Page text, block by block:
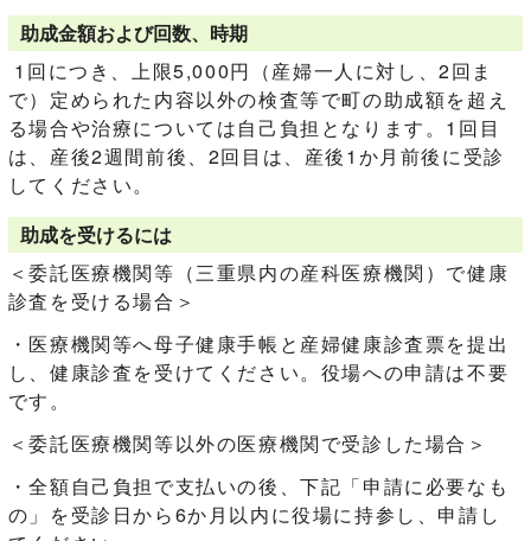
助成金額および回数、時期
1回につき、上限5,000円（産婦一人に対し、2回ま
で）定められた内容以外の検査等で町の助成額を超え
る場合や治療については自己負担となります。1回目
は、産後2週間前後、2回目は、産後1か月前後に受診
してください。
助成を受けるには
＜委託医療機関等（三重県内の産科医療機関）で健康
診査を受ける場合＞
・医療機関等へ母子健康手帳と産婦健康診査票を提出
し、健康診査を受けてください。役場への申請は不要
です。
＜委託医療機関等以外の医療機関で受診した場合＞
・全額自己負担で支払いの後、下記「申請に必要なも
の」を受診日から6か月以内に役場に持参し、申請し